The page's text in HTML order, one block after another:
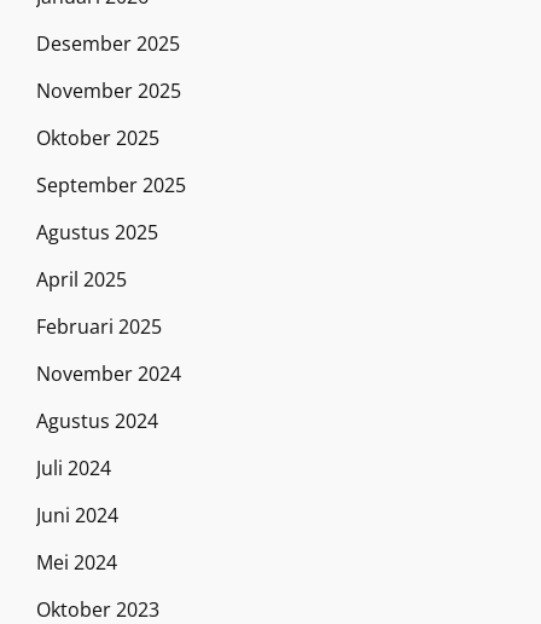
Desember 2025
November 2025
Oktober 2025
September 2025
Agustus 2025
April 2025
Februari 2025
November 2024
Agustus 2024
Juli 2024
Juni 2024
Mei 2024
Oktober 2023